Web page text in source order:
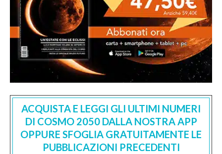
ACQUISTA E LEGGI GLI ULTIMI NUMERI
DI COSMO 2050 DALLA NOSTRA APP
OPPURE SFOGLIA GRATUITAMENTE LE
PUBBLICAZIONI PRECEDENTI